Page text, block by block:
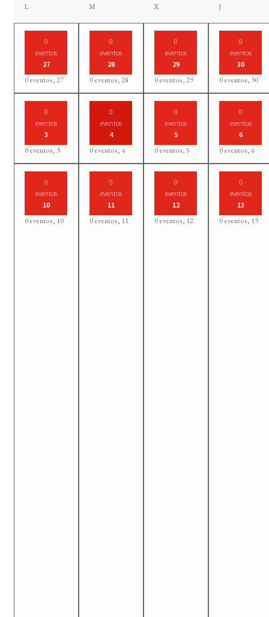
Llunes Mmartes Xmiércoles Jjueves
0
eventos
27
0 eventos,27
0
eventos
28
0 eventos,28
0
eventos
29
0 eventos,29
0
eventos
30
0 eventos, 30
0
eventos
3
0 eventos, 3
0
eventos
4
0 eventos, 4
0
eventos
5
0 eventos,5
0
eventos
6
0 eventos, 6
0
eventos
10
0 eventos, 10
0
eventos
11
0 eventos, 11
0
eventos
12
0 eventos, 12
0
eventos
13
0 eventos, 13